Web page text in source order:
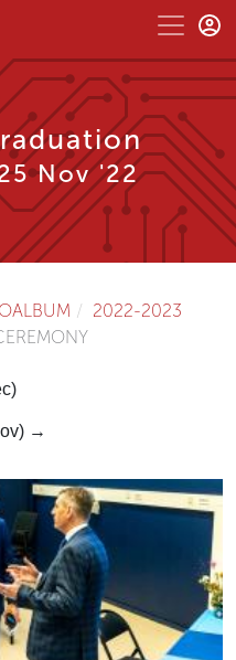
Nov '22
2022-2023
→